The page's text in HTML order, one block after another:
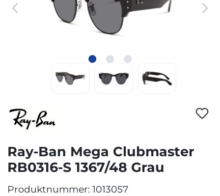
Ray-Ban Mega Clubmaster
RB0316-S 1367/48 Grau
Produktnummer: 1013057